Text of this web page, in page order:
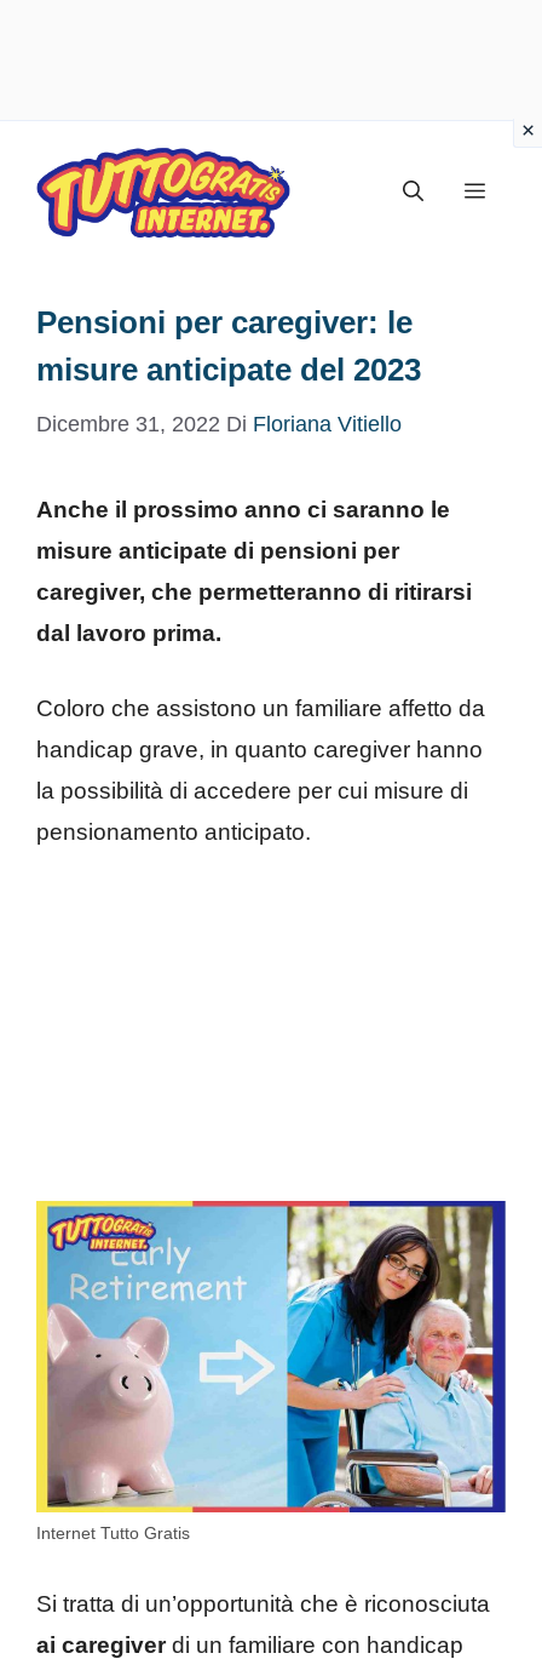
contenuto
Menu
Pensioni per caregiver: le
misure anticipate del 2023
Dicembre 31, 2022 Di Floriana Vitiello
Anche il prossimo anno ci saranno le
misure anticipate di pensioni per
caregiver, che permetteranno di ritirarsi
dal lavoro prima.
Coloro che assistono un familiare affetto da
handicap grave, in quanto caregiver hanno
la possibilità di accedere per cui misure di
pensionamento anticipato.
Internet Tutto Gratis
Si tratta di un’opportunità che è riconosciuta
ai caregiverdi un familiare con handicap